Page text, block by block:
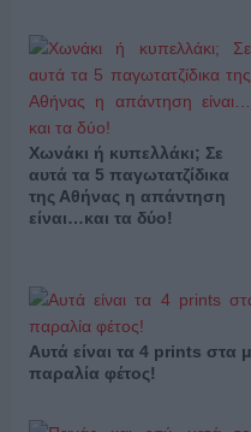
Χωνάκι ή κυπελλάκι; Σε
αυτά τα 5 παγωτατζίδικα
της Αθήνας η απάντηση
είναι…και τα δύο!
Αυτά είναι τα 4 prints στα
παραλία φέτος!